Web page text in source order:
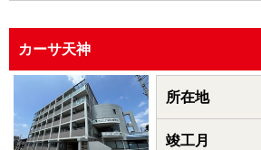
カーサ天神
所在地
竣工月